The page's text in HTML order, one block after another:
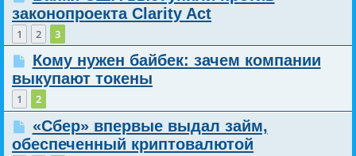
законопроекта Clarity Act
1 2 3
Кому нужен байбек: зачем компании
выкупают токены
1 2
«Сбер» впервые выдал займ,
обеспеченный криптовалютой